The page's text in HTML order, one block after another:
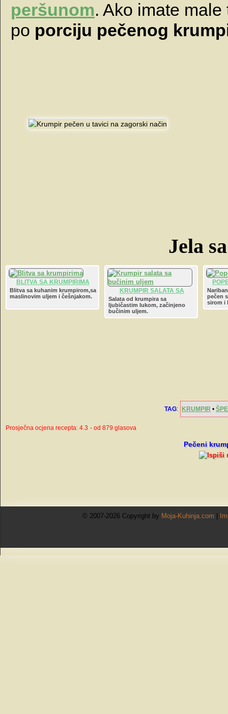
peršunom. Ako imate
po porciju pečenog
Jela
BLITVA SA KRUMPIRIMA
Blitva sa kuhanim krumpirom,sa
maslinovim uljem i češnjakom.
KRUMPIR SALATA SA
BUČINIM ULJEM
Salata od krumpira sa
ljubičastim lukom, začinjeno
bučinim uljem.
pečen
sirom i
TAG: KRUMPIR •
Prosječna ocjena recepta: 4.3 - od 879 glasova
Pečeni
© 2007-2026 Copyright by Moja-Kuhinja.com